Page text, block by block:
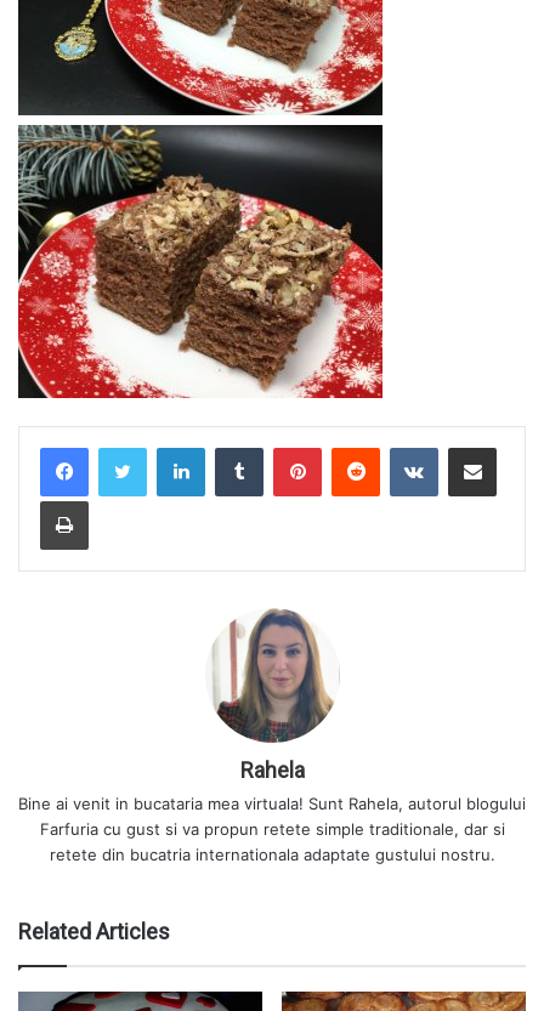
Rahela
Bine ai venit in bucataria mea virtuala! Sunt Rahela, autorul blogului
Farfuria cu gust si va propun retete simple traditionale, dar si
retete din bucatria internationala adaptate gustului nostru.
Related Articles